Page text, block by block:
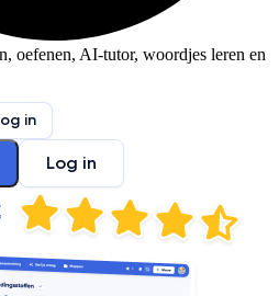
oefenen, AI-tutor, woordjes leren en
in
Log in